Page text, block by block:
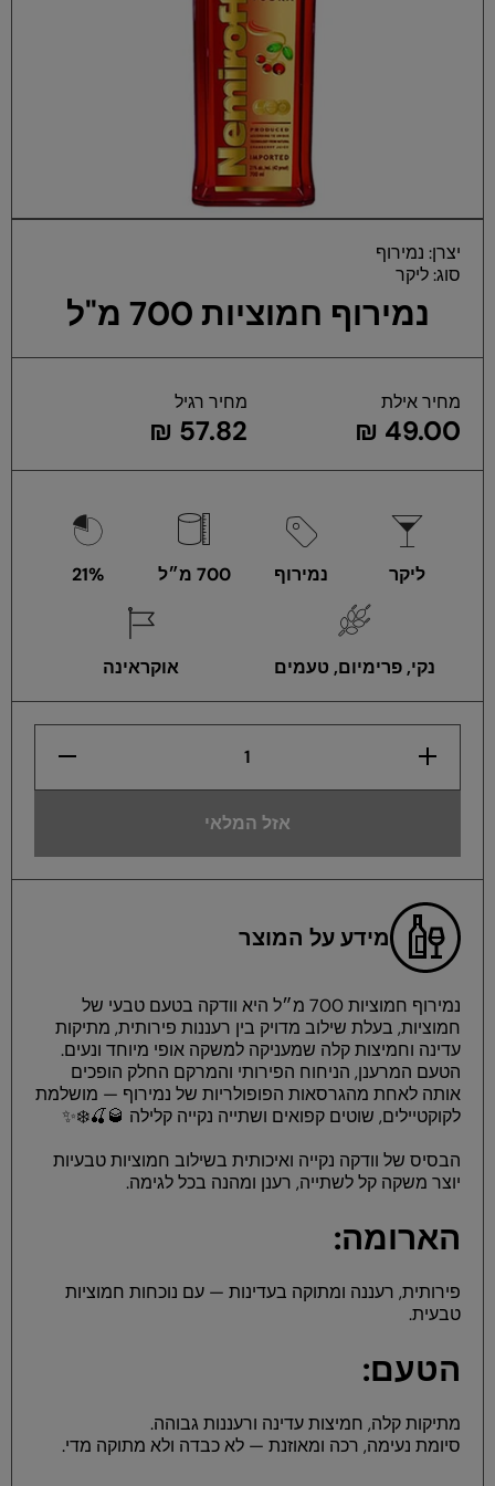
פתיחת
במודליצרן: נמירוף
סוג:ליקר
נמירוף חמוציות 700 מ"ל
מחיר אילת
49.00 ₪
מחיר רגיל
57.82 ₪
ליקר נמירוף 700 מ״ל 21%
נקי, פרימיום, טעמים אוקראינה
הפחתת
לנמירוף
הגדלת
כמות
לנמירוף
אזל המלאי
מידע על המוצר
נמירוף חמוציות 700 מ״ל היא וודקה בטעם טבעי של
חמוציות, בעלת שילוב מדויק בין רעננות פירותית, מתיקות
עדינה וחמיצות קלה שמעניקה למשקה אופי מיוחד ונעים.
הטעם המרענן, הניחוח הפירותי והמרקם החלק הופכים
אותה לאחת מהגרסאות הפופולריות של נמירוף — מושלמת
לקוקטיילים, שוטים קפואים ושתייה נקייה קלילה 🥃🍒❄️✨
הבסיס של וודקה נקייה ואיכותית בשילוב חמוציות טבעיות
יוצר משקה קל לשתייה, רענן ומהנה בכל לגימה.
הארומה:
פירותית, רעננה ומתוקה בעדינות — עם נוכחות חמוציות
טבעית.
הטעם:
מתיקות קלה, חמיצות עדינה ורעננות גבוהה.
סיומת נעימה, רכה ומאוזנת — לא כבדה ולא מתוקה מדי.